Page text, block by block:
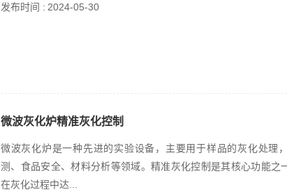
发布时间 : 2024-05-30
微波灰化炉精准灰化控制
微波灰化炉是一种先进的实验设备，主要用于样品的灰化处理
测、食品安全、材料分析等领域。精准灰化控制是其核心功能之
在灰化过程中达...